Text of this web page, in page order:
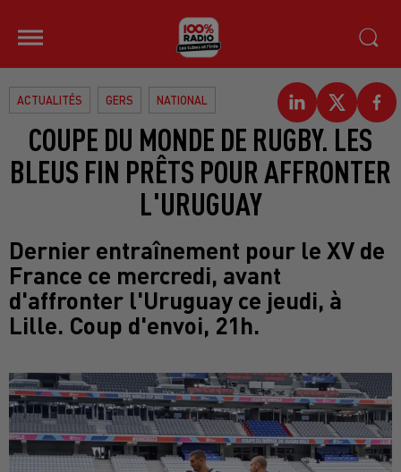
ACTUALITÉS GERS NATIONAL
COUPE DU MONDE DE RUGBY. LES
BLEUS FIN PRÊTS POUR AFFRONTER
L'URUGUAY
Dernier entraînement pour le XV de
France ce mercredi, avant
d'affronter l'Uruguay ce jeudi, à
Lille. Coup d'envoi, 21h.